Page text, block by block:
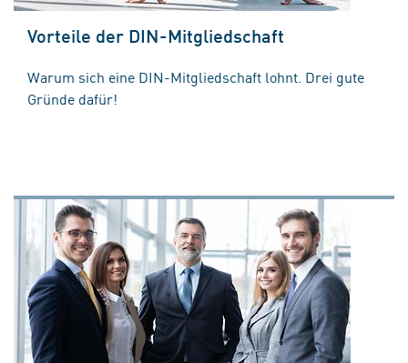
Vorteile der DIN-Mitgliedschaft
Warum sich eine DIN-Mitgliedschaft lohnt. Drei gute
Gründe dafür!